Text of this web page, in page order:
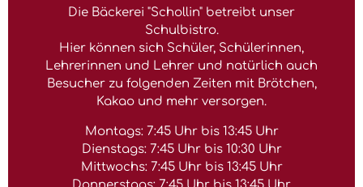
Die Bäckerei "Schollin" betreibt unser
Schulbistro.
Hier können sich Schüler, Schülerinnen,
Lehrerinnen und Lehrer und natürlich auch
Besucher zu folgenden Zeiten mit Brötchen,
Kakao und mehr versorgen.
Montags: 7:45 Uhr bis 13:45 Uhr
Dienstags: 7:45 Uhr bis 10:30 Uhr
Mittwochs: 7:45 Uhr bis 13:45 Uhr